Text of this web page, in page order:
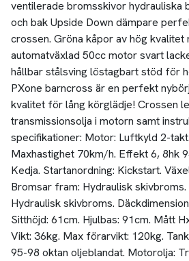
ventilerade bromsskivor hydrauliska
och bak Upside Down dämpare
crossen. Gröna kåpor av hög
automatväxlad 50cc motor svart
hållbar stålsving löstagbart stöd för
PXone barncross är en perfekt
kvalitet för lång körglädje! Crossen
transmissionsolja i motorn samt
specifikationer: Motor: Luftkyld 2-
Maxhastighet 70km/h. Effekt 6, 8hk
Kedja. Startanordning: Kickstart.
Bromsar fram: Hydraulisk skivbroms.
Hydraulisk skivbroms.
Sitthöjd: 61cm. Hjulbas: 91cm. Mått
Vikt: 36kg. Max förarvikt: 120kg.
95-98 oktan oljeblandat. Motorolja: